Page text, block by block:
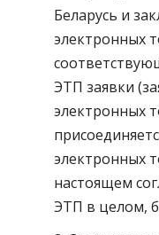
Беларусь и
электронных
ЭТП заявки
электронных
электронных
настоящем
ЭТП в целом,